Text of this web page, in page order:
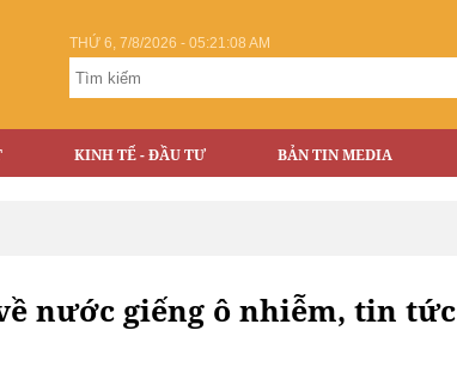
THỨ 6, 7/8/2026 - 05:21:09 AM
KINH TẾ - ĐẦU TƯ BẢN TIN MEDIA
nước giếng ô nhiễm, tin tức